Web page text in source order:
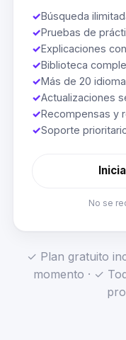
✓Búsqueda
✓Pruebas de
✓Explicaciones
✓Biblioteca
✓Más de 20
✓Actualizaciones
✓Recompensas y
✓Soporte
No se
✓ Plan gratuito
momento · ✓